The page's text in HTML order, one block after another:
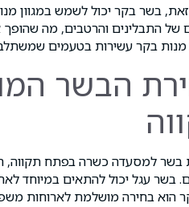
בשר בקר יכול לשמש במגוון
של התבלינים והרטבים, מה שהופך
מנות בקר עשירות בטעמים
הבשר
בשר למסעדה כשרה בפתח תקווה,
בשר עגל יכול להתאים במיוחד
הוא בחירה מושלמת לארוחות